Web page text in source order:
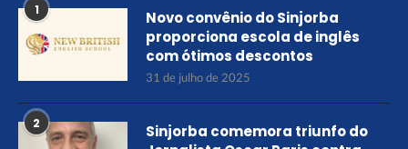
1
Novo convênio do Sinjorba
proporciona escola de inglês
com ótimos descontos
31 de julho de 2025
2
Sinjorba comemora triunfo do